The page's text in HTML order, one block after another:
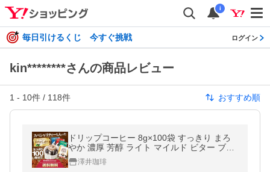
i
毎日引けるくじ 今すぐ挑戦 ログイン
kin********さんの商品レビュー
1 - 10件 / 118件 おすすめ順
ドリップコーヒー 8g×100袋 すっきり まろ
やか 濃厚 芳醇 ライト マイルド ビター ブレ
ンド ガテマラデリシャス 飲み比べ アソート
【RD】 【TS】
澤井珈琲